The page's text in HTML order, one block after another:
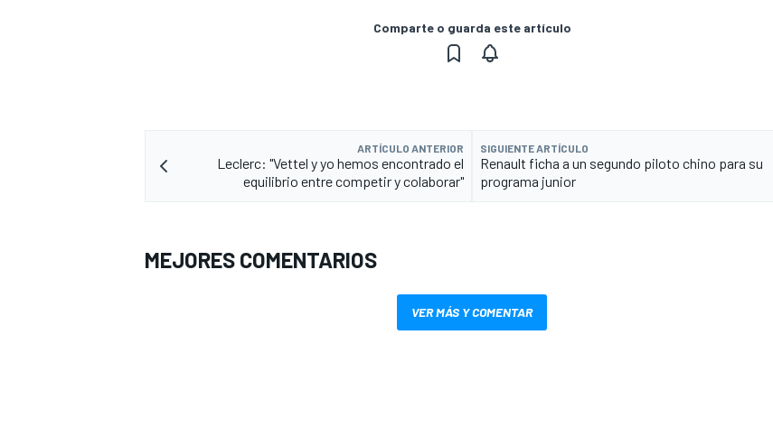
Comparte o guarda este artículo
ARTÍCULO ANTERIOR
Leclerc: "Vettel y yo hemos encontrado el
equilibrio entre competir y colaborar"
SIGUIENTE ARTÍCULO
Renault ficha a un segundo piloto chino para su
programa junior
MEJORES COMENTARIOS
VER MÁS Y COMENTAR